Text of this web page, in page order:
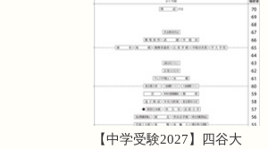
【中学受験2027】四谷大